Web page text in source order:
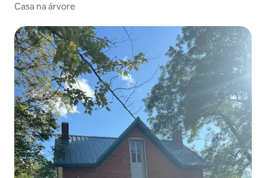
Casa na árvore